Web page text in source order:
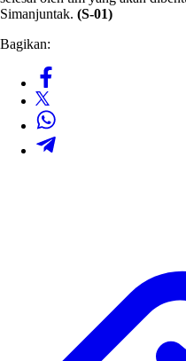
Simanjuntak. (S-01)
Bagikan: